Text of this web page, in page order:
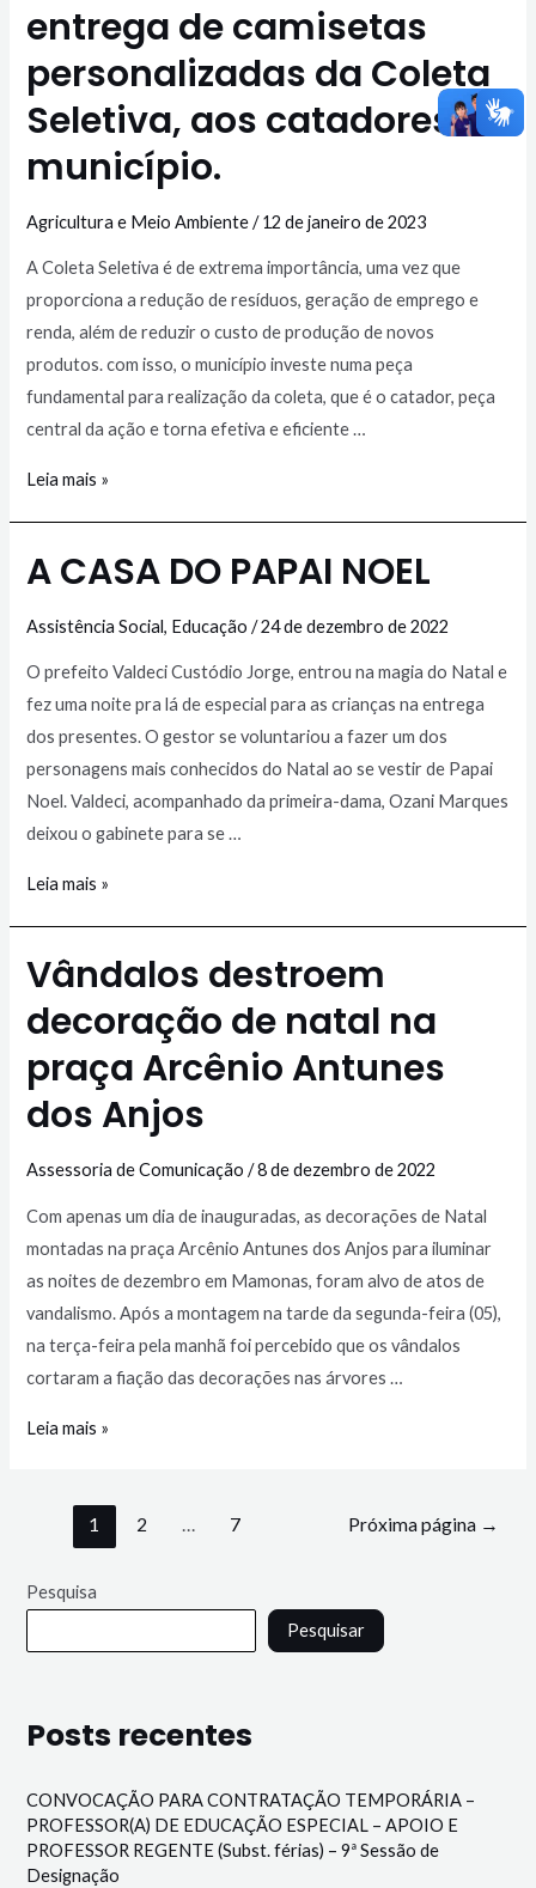
entrega de camisetas
personalizadas da Coleta
Seletiva, aos catadores do
município.
Agricultura e Meio Ambiente/12 de janeiro de 2023
A Coleta Seletiva é de extrema importância, uma vez que
proporciona a redução de resíduos, geração de emprego e
renda, além de reduzir o custo de produção de novos
produtos. com isso, o município investe numa peça
fundamental para realização da coleta, que é o catador, peça
central da ação e torna efetiva e eficiente …
Leia mais »
A CASA DO PAPAI NOEL
Assistência Social, Educação /24 de dezembro de 2022
O prefeito Valdeci Custódio Jorge, entrou na magia do Natal e
fez uma noite pra lá de especial para as crianças na entrega
dos presentes. O gestor se voluntariou a fazer um dos
personagens mais conhecidos do Natal ao se vestir de Papai
Noel. Valdeci, acompanhado da primeira-dama, Ozani Marques
deixou o gabinete para se …
Leia mais »
Vândalos destroem
decoração de natal na
praça Arcênio Antunes
dos Anjos
Assessoria de Comunicação /8 de dezembro de 2022
Com apenas um dia de inauguradas, as decorações de Natal
montadas na praça Arcênio Antunes dos Anjos para iluminar
as noites de dezembro em Mamonas, foram alvo de atos de
vandalismo. Após a montagem na tarde da segunda-feira (05),
na terça-feira pela manhã foi percebido que os vândalos
cortaram a fiação das decorações nas árvores …
Leia mais »
1 2 … 7 Próxima página →
Pesquisa
Pesquisar
Posts recentes
CONVOCAÇÃO PARA CONTRATAÇÃO TEMPORÁRIA –
PROFESSOR(A) DE EDUCAÇÃO ESPECIAL – APOIO E
PROFESSOR REGENTE (Subst. férias) – 9ª Sessão de
Designação